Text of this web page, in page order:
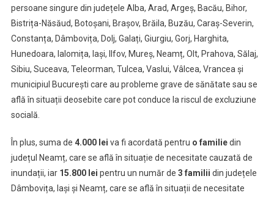
persoane singure din județele Alba, Arad, Argeș, Bacău, Bihor,
Bistrița-Năsăud, Botoșani, Brașov, Brăila, Buzău, Caraș-Severin,
Constanța, Dâmbovița, Dolj, Galați, Giurgiu, Gorj, Harghita,
Hunedoara, Ialomița, Iași, Ilfov, Mureș, Neamț, Olt, Prahova, Sălaj,
Sibiu, Suceava, Teleorman, Tulcea, Vaslui, Vâlcea, Vrancea și
municipiul București care au probleme grave de sănătate sau se
află în situații deosebite care pot conduce la riscul de excluziune
socială.
În plus, suma de 4.000 lei va fi acordată pentru o familiedin
județul Neamț, care se află în situație de necesitate cauzată de
inundații, iar 15.800 lei pentru un număr de 3 familii din județele
Dâmbovița, Iași și Neamț, care se află în situații de necesitate